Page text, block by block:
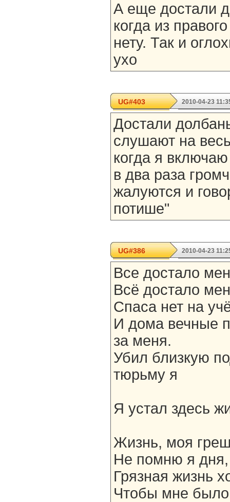
А еще достали
когда из
нету. Так и
ухо
UG#403 2010-04-23
Достали
слушают на
когда я
в два раза
жалуются и
потише"
UG#386 2010-04-23
Все достало
Всё достало
Спаса нет на
И дома вечные
за меня.
Убил близкую
тюрьму я
Я устал здесь
Жизнь, моя
Не помню я
Грязная жизнь
Чтобы мне